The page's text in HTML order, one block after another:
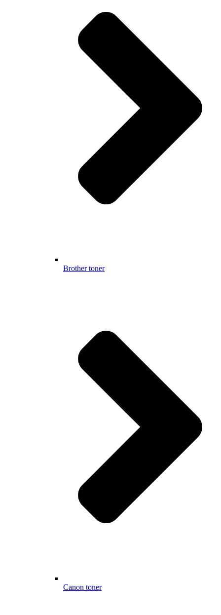
Brother toner
Canon toner